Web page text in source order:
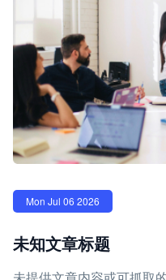
Mon Jul 06 2026
未知文章标题